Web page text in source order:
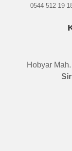
0544 512 19
Hobyar